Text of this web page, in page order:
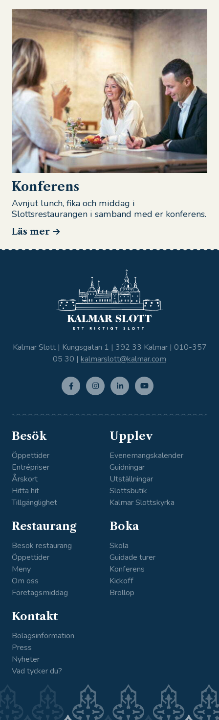
Konferens
Avnjut lunch, fika och middag i
Slottsrestaurangen i samband med er konferens.
Läs mer
Kalmar Slott | Kungsgatan 1 | 392 33 Kalmar | 010-357
05 30 | kalmarslott@kalmar.com
Besök
Öppettider
Entrépriser
Årskort
Hitta hit
Tillgänglighet
Upplev
Evenemangskalender
Guidningar
Utställningar
Slottsbutik
Kalmar Slottskyrka
Restaurang
Besök restaurang
Öppettider
Meny
Om oss
Företagsmiddag
Boka
Skola
Guidade turer
Konferens
Kickoff
Bröllop
Kontakt
Bolagsinformation
Press
Nyheter
Vad tycker du?